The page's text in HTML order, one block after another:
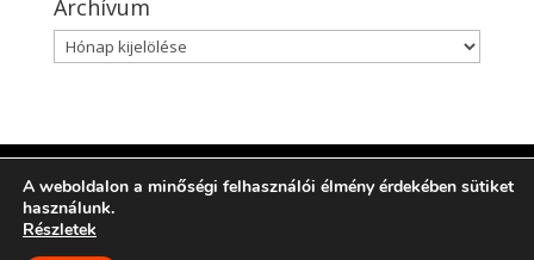
Archívum
Archívum
Minden jog fenntartva. Az oldalt üzemelteti
aPro/Lawyer Consulting
A weboldalon a minőségi felhasználói élmény érdekében sütiket
használunk.
Részletek